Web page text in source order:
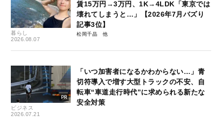
暮らし
2026.08.07
賃15万円→3万円、1K→4LDK「東京では
壊れてしまうと…」【2026年7月バズり
記事3位】
松岡千晶
ビジネス
2026.07.21
「いつ加害者になるかわからない…」青
切符導入で増す大型トラックの不安、自
転車“車道走行時代”に求められる新たな
安全対策